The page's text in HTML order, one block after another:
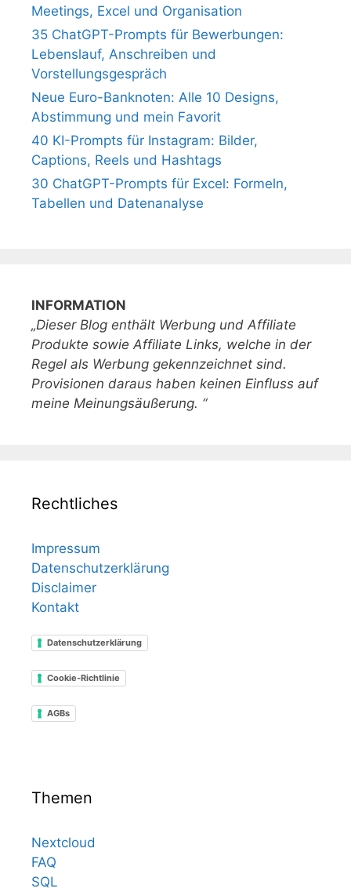
Meetings, Excel und Organisation
35 ChatGPT-Prompts für Bewerbungen:
Lebenslauf, Anschreiben und
Vorstellungsgespräch
Neue Euro-Banknoten: Alle 10 Designs,
Abstimmung und mein Favorit
40 KI-Prompts für Instagram: Bilder,
Captions, Reels und Hashtags
30 ChatGPT-Prompts für Excel: Formeln,
Tabellen und Datenanalyse
INFORMATION
„Dieser Blog enthält Werbung und Affiliate
Produkte sowie Affiliate Links, welche in der
Regel als Werbung gekennzeichnet sind.
Provisionen daraus haben keinen Einfluss auf
meine Meinungsäußerung. “
Rechtliches
Impressum
Datenschutzerklärung
Disclaimer
Kontakt
Datenschutzerklärung
Cookie-Richtlinie
AGBs
Themen
Nextcloud
FAQ
SQL